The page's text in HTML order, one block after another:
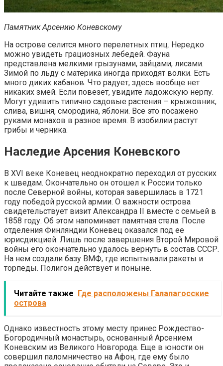
Памятник Арсению Коневскому
На острове селится много перелетных птиц. Нередко
можно увидеть грациозных лебедей. Фауна
представлена мелкими грызунами, зайцами, лисами.
Зимой по льду с материка иногда приходят волки. Есть
много диких кабанов. Что радует, здесь вообще нет
никаких змей. Если повезет, увидите ладожскую нерпу.
Могут удивить типично садовые растения – крыжовник,
слива, вишня, смородина, яблони. Все это посажено
руками монахов в разное время. В изобилии растут
грибы и черника.
Наследие Арсения Коневского
В XVI веке Коневец неоднократно переходил от русских
к шведам. Окончательно он отошел к России только
после Северной войны, которая завершилась в 1721
году победой русской армии. О важности острова
свидетельствует визит Александра II вместе с семьей в
1858 году. Об этом напоминает памятная стела. После
отделения Финляндии Коневец оказался под ее
юрисдикцией. Лишь после завершения Второй Мировой
войны его окончательно удалось вернуть в состав СССР.
На нем создали базу ВМФ, где испытывали ракеты и
торпеды. Полигон действует и поныне.
Читайте также Где расположены Галапагосские
острова
Однако известность этому месту принес Рождество-
Богородичный монастырь, основанный Арсением
Коневским из Великого Новгорода. Еще в юности он
совершил паломничество на Афон, где ему было